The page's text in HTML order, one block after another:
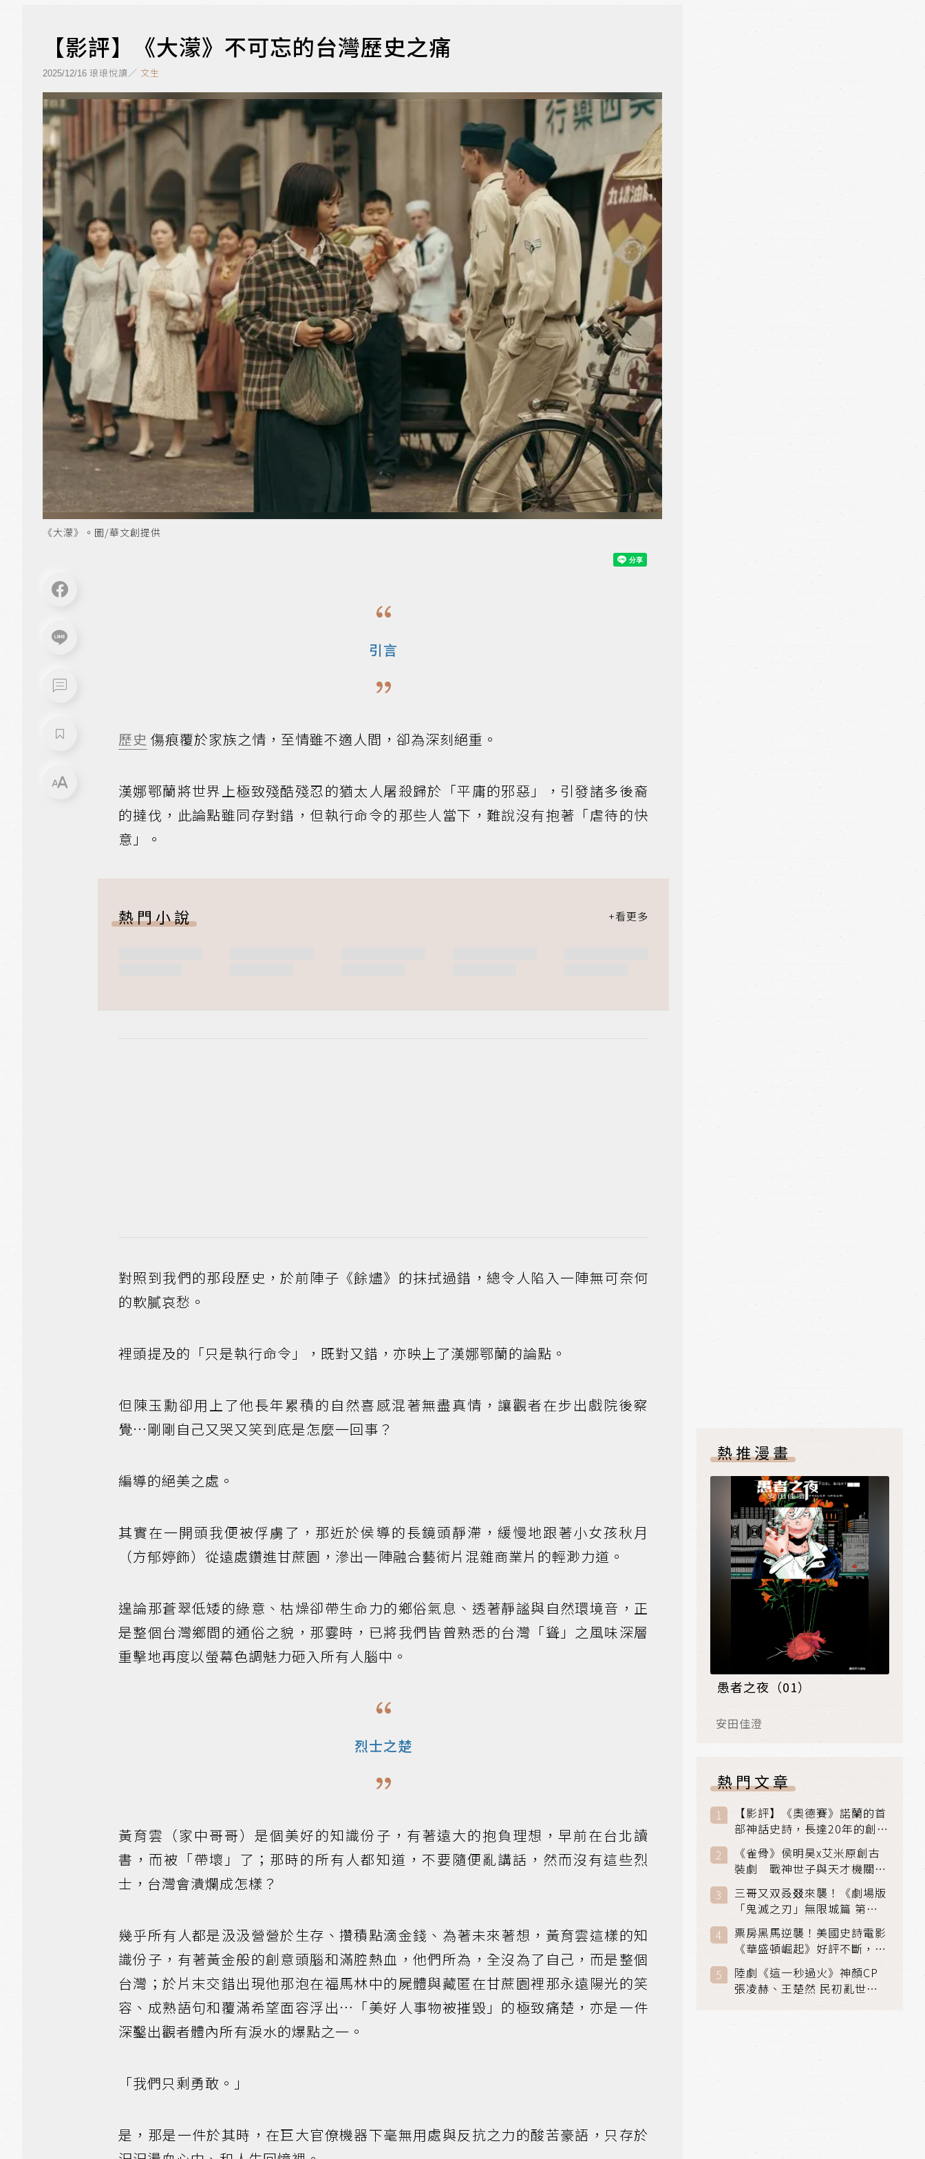
【影評】《大濛》不可忘的台灣歷史之痛
2025/12/16 琅琅悅讀／ 文生
《大濛》。圖/華文創提供
引言
歷史 傷痕覆於家族之情，至情雖不適人間，卻為深刻絕重。
漢娜鄂蘭將世界上極致殘酷殘忍的猶太人屠殺歸於「平庸的邪惡」，引發諸多後裔
的撻伐，此論點雖同存對錯，但執行命令的那些人當下，難說沒有抱著「虐待的快
意」。
熱門小說
對照到我們的那段歷史，於前陣子《餘燼》的抹拭過錯，總令人陷入一陣無可奈何
的軟膩哀愁。
裡頭提及的「只是執行命令」，既對又錯，亦映上了漢娜鄂蘭的論點。
但陳玉勳卻用上了他長年累積的自然喜感混著無盡真情，讓觀者在步出戲院後察
覺…剛剛自己又哭又笑到底是怎麼一回事？
編導的絕美之處。
其實在一開頭我便被俘虜了，那近於侯導的長鏡頭靜滯，緩慢地跟著小女孩秋月
（方郁婷飾）從遠處鑽進甘蔗園，滲出一陣融合藝術片混雜商業片的輕渺力道。
遑論那蒼翠低矮的綠意、枯燥卻帶生命力的鄉俗氣息、透著靜謐與自然環境音，正
是整個台灣鄉間的通俗之貌，那霎時，已將我們皆曾熟悉的台灣「聳」之風味深層
重擊地再度以螢幕色調魅力砸入所有人腦中。
烈士之楚
黃育雲（家中哥哥）是個美好的知識份子，有著遠大的抱負理想，早前在台北讀
書，而被「帶壞」了；那時的所有人都知道，不要隨便亂講話，然而沒有這些烈
士，台灣會潰爛成怎樣？
幾乎所有人都是汲汲營營於生存、攢積點滴金錢、為著未來著想，黃育雲這樣的知
識份子，有著黃金般的創意頭腦和滿腔熱血，他們所為，全沒為了自己，而是整個
台灣；於片末交錯出現他那泡在福馬林中的屍體與藏匿在甘蔗園裡那永遠陽光的笑
容、成熟語句和覆滿希望面容浮出…「美好人事物被摧毀」的極致痛楚，亦是一件
深鑿出觀者體內所有淚水的爆點之一。
「我們只剩勇敢。」
是，那是一件於其時，在巨大官僚機器下毫無用處與反抗之力的酸苦豪語，只存於
熱推漫畫
愚者之夜（01）
安田佳澄
熱門文章
【影評】《奧德賽》諾蘭的首
部神話史詩，長達20年的創傷
與贖罪之旅
《雀骨》侯明昊x艾米原創古
裝劇 戰神世子與天才機關師
聯手攻克身世之謎
三哥又双叒叕來襲！《劇場版
「鬼滅之刃」無限城篇 第一
章》 七月首登串流平台
票房黑馬逆襲！美國史詩電影
《華盛頓崛起》好評不斷，輾
壓《玩具總動員5》、《超少
女》
陸劇《這一秒過火》神顏CP
張凌赫、王楚然 民初亂世、